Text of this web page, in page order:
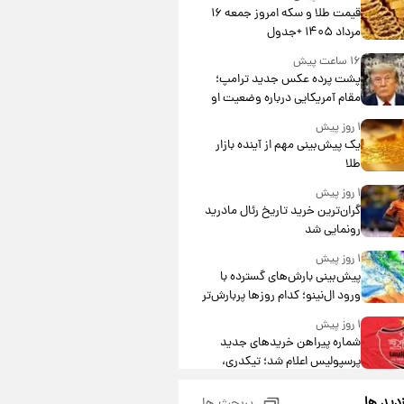
قیمت طلا و سکه امروز جمعه ۱۶
مرداد ۱۴۰۵ +جدول
۱۶ ساعت پیش
پشت پرده عکس جدید ترامپ؛
مقام آمریکایی درباره وضعیت او
چه گفت؟
۱ روز پیش
یک پیش‌بینی مهم از آینده بازار
طلا
۱ روز پیش
گران‌ترین خرید تاریخ رئال مادرید
رونمایی شد
۱ روز پیش
پیش‌بینی بارش‌های گسترده با
ورود ال‌نینو؛ کدام روزها پربارش‌تر
خواهند بود؟
۱ روز پیش
شماره پیراهن خریدهای جدید
پرسپولیس اعلام شد؛ تیکدری،